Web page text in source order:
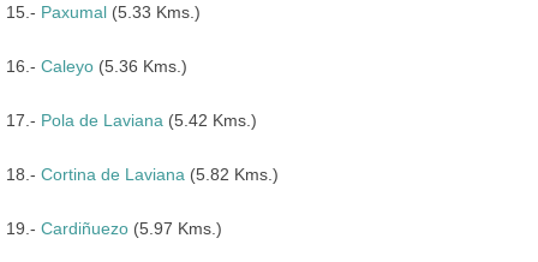
15.- Paxumal (5.33 Kms.)
16.- Caleyo (5.36 Kms.)
17.- Pola de Laviana (5.42 Kms.)
18.- Cortina de Laviana (5.82 Kms.)
19.- Cardiñuezo (5.97 Kms.)